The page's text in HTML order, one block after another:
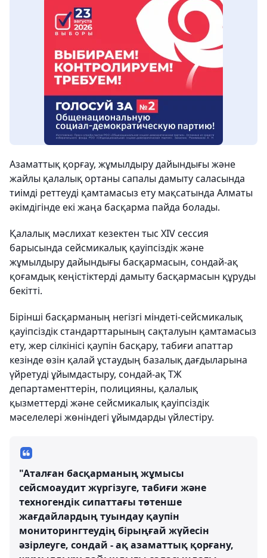
Азаматтық қорғау, жұмылдыру дайындығы және
жайлы қалалық ортаны сапалы дамыту саласында
тиімді реттеуді қамтамасыз ету мақсатында Алматы
әкімдігінде екі жаңа басқарма пайда болады.
Қалалық мәслихат кезектен тыс XIV сессия
барысында сейсмикалық қауіпсіздік және
жұмылдыру дайындығы басқармасын, сондай-ақ
қоғамдық кеңістіктерді дамыту басқармасын құруды
бекітті.
Бірінші басқарманың негізгі міндеті-сейсмикалық
қауіпсіздік стандарттарының сақталуын қамтамасыз
ету, жер сілкінісі қаупін басқару, табиғи апаттар
кезінде өзін қалай ұстаудың базалық дағдыларына
үйретуді ұйымдастыру, сондай-ақ ТЖ
департаменттерін, полицияны, қалалық
қызметтерді және сейсмикалық қауіпсіздік
мәселелері жөніндегі ұйымдарды үйлестіру.
"Аталған басқарманың жұмысы
сейсмоаудит жүргізуге, табиғи және
техногендік сипаттағы төтенше
жағдайлардың туындау қаупін
мониторингтеудің бірыңғай жүйесін
әзірлеуге, сондай - ақ азаматтық қорғану,